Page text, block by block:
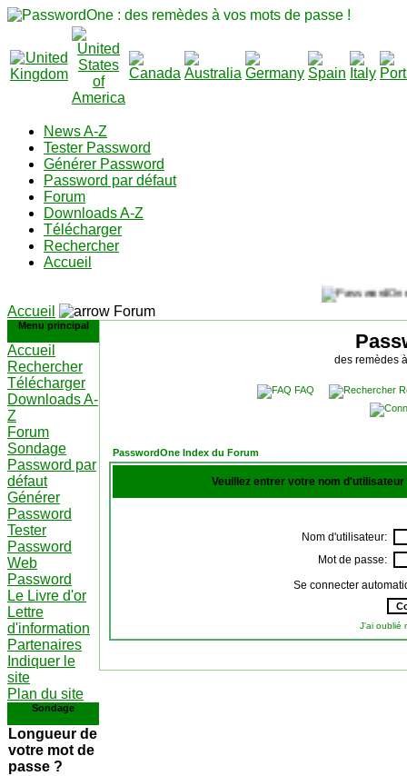
News A-Z
Tester Password
Générer Password
Password par défaut
Forum
Downloads A-Z
Télécharger
Rechercher
Accueil
Accueil Forum
Menu principal
Accueil
Rechercher
Télécharger
Downloads A-
Z
Forum
Sondage
Password par
défaut
Générer
Password
Tester
Password
Web
Password
Le Livre d'or
Lettre
d'information
Partenaires
Indiquer le
site
Plan du site
Sondage
Longueur de
votre mot de
passe ?
des remèdes
FAQ
PasswordOne Index du Forum
Veuillez entrer votre nom
Nom d'utilisateur:
Mot de passe:
Se connecter
J'ai oublié